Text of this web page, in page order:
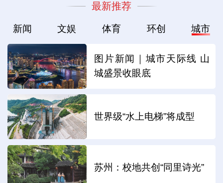
最新推荐
新闻 文娱 体育 环创 城市
图片新闻｜城市天际线 山
城盛景收眼底
世界级“水上电梯”将成型
苏州：校地共创“同里诗光”